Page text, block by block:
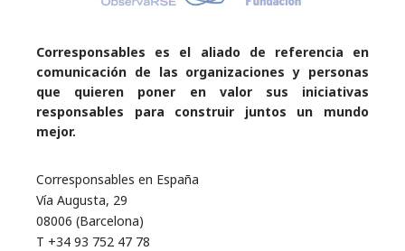
Corresponsables es el aliado de referencia en
comunicación de las organizaciones y personas
que quieren poner en valor sus iniciativas
responsables para construir juntos un mundo
mejor.
Corresponsables en España
Vía Augusta, 29
08006 (Barcelona)
T +34 93 752 47 78